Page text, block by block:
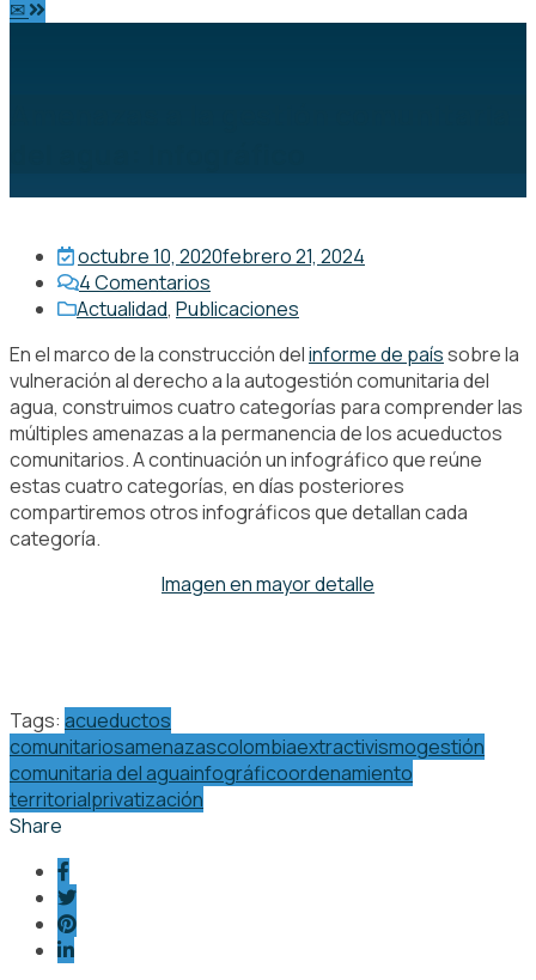
✉
octubre 10, 2020febrero 21, 2024
4Comentarios
Actualidad, Publicaciones
En el marco de la construcción delinforme de paíssobre la
vulneración al derecho a la autogestión comunitaria del
agua, construimos cuatro categorías para comprender las
múltiples amenazas a la permanencia de los acueductos
comunitarios. A continuación un infográfico que reúne
estas cuatro categorías, en días posteriores
compartiremos otros infográficos que detallan cada
categoría.
Imagen en mayor detalle
Tags: acueductos
comunitariosamenazascolombiaextractivismogestión
comunitaria del aguainfográficoordenamiento
territorialprivatización
Share